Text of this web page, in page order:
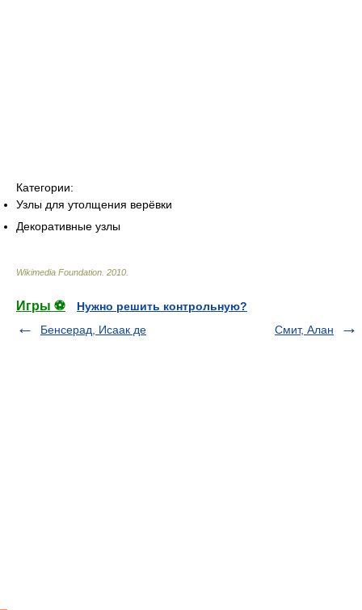
Категории:
Узлы для утолщения верёвки
Декоративные узлы
Wikimedia Foundation 2010
Игры ⚽
Нужно решить контрольную?
Бенсерад, Исаак де
Смит, Алан